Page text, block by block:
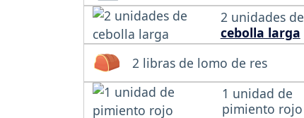
2 unidades de
cebolla larga
2 libras de lomo de res
1 unidad de
pimiento rojo